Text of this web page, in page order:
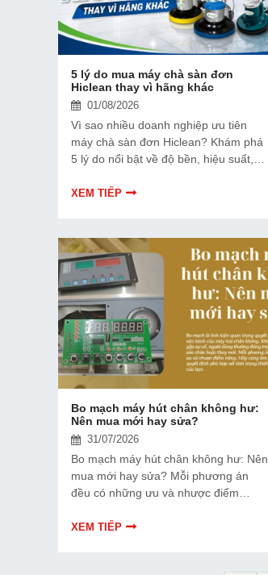
5 lý do mua máy chà sàn đơn
Hiclean thay vì hãng khác
01/08/2026
Vì sao nhiều doanh nghiệp ưu tiên
máy chà sàn đơn Hiclean? Khám phá
5 lý do nổi bật về độ bền, hiệu suất,
vượt trội so với nhiều thương hiệu
XEM TIẾP
Bo mạch máy hút chân không hư:
Nên mua mới hay sửa?
31/07/2026
Bo mạch máy hút chân không hư: Nên
mua mới hay sửa? Mỗi phương án
đều có những ưu và nhược điểm
quyết định phù hợp với tình trạng thiết
XEM TIẾP